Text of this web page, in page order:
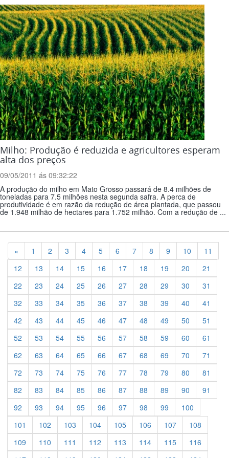
Milho: Produção é reduzida e agricultores esperam
alta dos preços
09/05/2011 ás 09:32:22
A produção do milho em Mato Grosso passará de 8.4 milhões de
toneladas para 7.5 milhões nesta segunda safra. A perca de
produtividade é em razão da redução de área plantada, que passou
de 1.948 milhão de hectares para 1.752 milhão. Com a redução de ...
« Previous
1 2 3 4 5 6 7 8 9 10
11
12
13 14 15 16 17 18 19 20
21
22
23 24 25 26 27 28 29 30
31
32
33 34 35 36 37 38 39 40
41
42
43 44 45 46 47 48 49 50
51
52
53 54 55 56 57 58 59 60
61
62
63 64 65 66 67 68 69 70
71
72
73 74 75 76 77 78 79 80
81
82
83 84 85 86 87 88 89 90
91
92
93 94 95 96 97 98 99
100
101
102 103 104 105 106 107
108
109
110 111 112 113 114 115
116